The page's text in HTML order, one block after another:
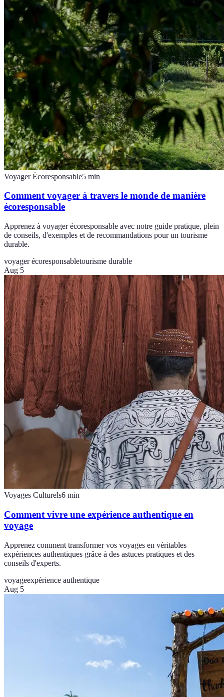
Voyager Écoresponsable5 min
Comment voyager à travers le monde de manière
écoresponsable
Apprenez à voyager écoresponsable avec notre guide pratique, plein
de conseils, d'exemples et de recommandations pour un tourisme
durable.
voyager écoresponsabletourisme durable
Aug 5
Voyages Culturels6 min
Comment vivre une expérience authentique en
voyage
Apprenez comment transformer vos voyages en véritables
expériences authentiques grâce à des astuces pratiques et des
conseils d'experts.
voyageexpérience authentique
Aug 5